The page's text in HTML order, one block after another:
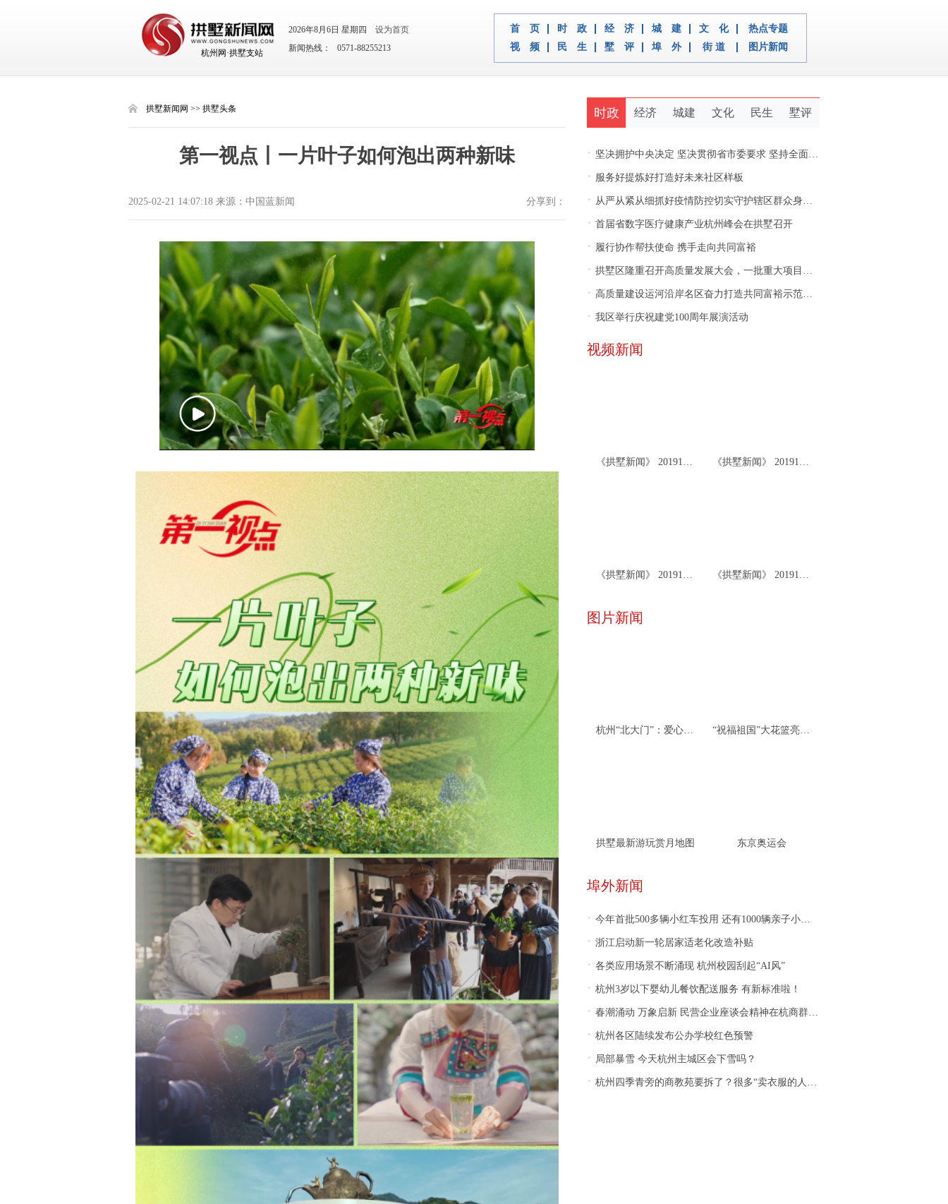
杭州网·拱墅支站
2026年8月6日 星期四
设为首页
新闻热线： 0571-88255213
首 页 时 政 经 济 城 建 文 化
热点专题
视 频
民 生 墅 评 埠 外 街 道 图片新闻
拱墅新闻网 >> 拱墅头条
第一视点丨一片叶子如何泡出两种新味
2025-02-21 14:07:18 来源：中国蓝新闻 分享到：
时政 经济 城建 文化 民生 墅评
· 坚决拥护中央决定 坚决贯彻省市委要求 坚持全面从严治党推动新拱墅经济社会又好又快发展
· 服务好提炼好打造好未来社区样板
· 从严从紧从细抓好疫情防控切实守护辖区群众身体健康
· 首届省数字医疗健康产业杭州峰会在拱墅召开
· 履行协作帮扶使命 携手走向共同富裕
· 拱墅区隆重召开高质量发展大会，一批重大项目开工签约
· 高质量建设运河沿岸名区奋力打造共同富裕示范区拱墅样本
· 我区举行庆祝建党100周年展演活动
视频新闻
《拱墅新闻》 20191126 《拱墅新闻》 20191122
《拱墅新闻》 20191119 《拱墅新闻》 20191115
图片新闻
杭州“北大门”：爱心接力 携手同行 “祝福祖国”大花篮亮相天安门广场
拱墅最新游玩赏月地图 东京奥运会
埠外新闻
· 今年首批500多辆小红车投用 还有1000辆亲子小红车陆续到来
· 浙江启动新一轮居家适老化改造补贴
· 各类应用场景不断涌现 杭州校园刮起“AI风”
· 杭州3岁以下婴幼儿餐饮配送服务 有新标准啦！
· 春潮涌动 万象启新 民营企业座谈会精神在杭商群体引发热议
· 杭州各区陆续发布公办学校红色预警
· 局部暴雪 今天杭州主城区会下雪吗？
· 杭州四季青旁的商教苑要拆了？很多“卖衣服的人”都住在这里